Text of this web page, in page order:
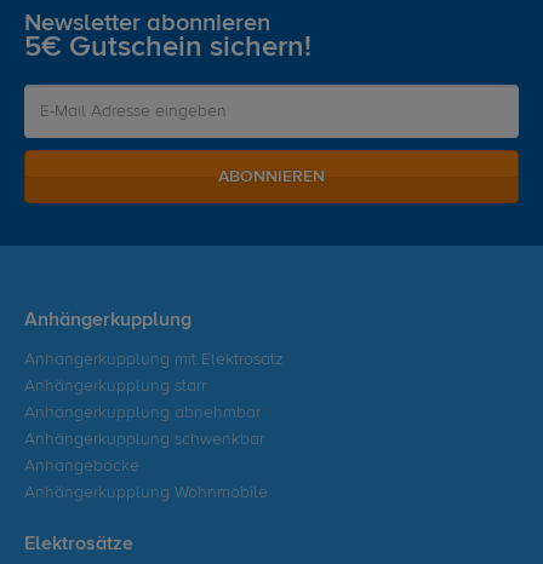
Newsletter abonnieren
5€ Gutschein sichern!
ABONNIEREN
Anhängerkupplung
Anhängerkupplung mit Elektrosatz
Anhängerkupplung starr
Anhängerkupplung abnehmbar
Anhängerkupplung schwenkbar
Anhängeböcke
Anhängerkupplung Wohnmobile
Elektrosätze